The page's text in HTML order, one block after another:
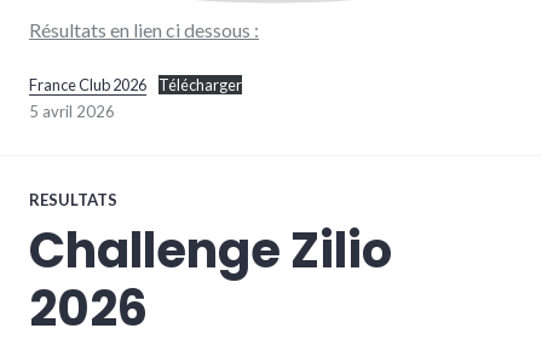
Résultats en lien ci dessous :
France Club 2026
Télécharger
5 avril 2026
RESULTATS
Challenge Zilio
2026